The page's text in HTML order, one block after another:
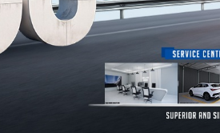
सामाजिक सञ्जालहरूमा हाम्रो च्यानल
सामाग्री हेर्न सक्नुहुन्छ। नयाँ खबर थाहा